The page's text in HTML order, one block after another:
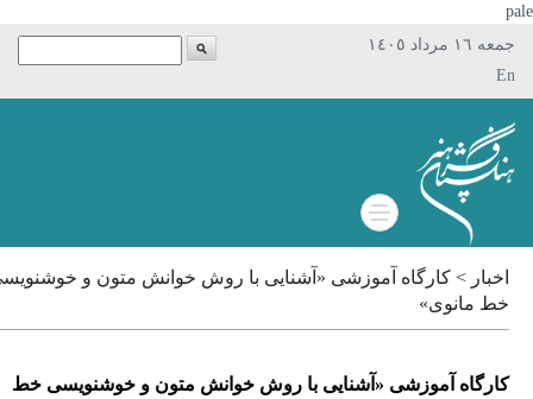
جمعه ١٦ مرداد ١٤٠٥
En
اخبار > کارگاه آموزشی «آشنایی با روش خوانش متون و خوشنویسی
خط مانوی»
کارگاه آموزشی «آشنایی با روش خوانش متون و خوشنویسی خط